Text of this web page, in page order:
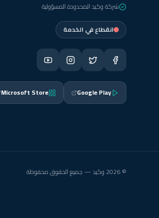
شركة وكيد المحدودة المسؤولية
انقطاع في الخدمة
Google Play
Microsoft Store
© 2026 وكيد — جميع الحقوق محفوظة